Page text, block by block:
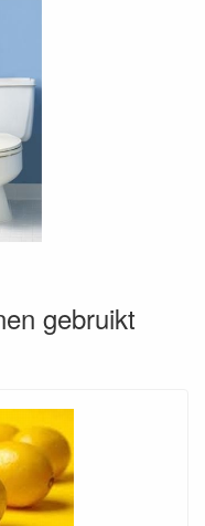
gebruikt